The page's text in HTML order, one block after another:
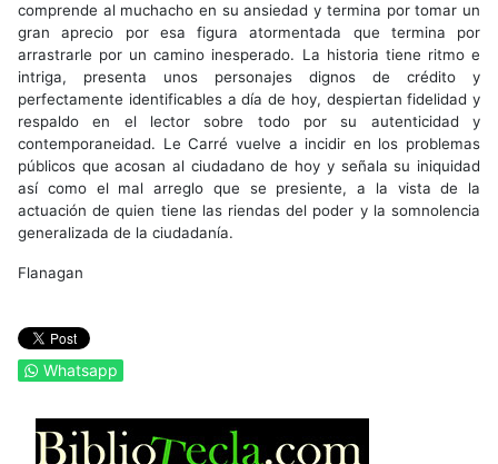
comprende al muchacho en su ansiedad y termina por tomar un
gran aprecio por esa figura atormentada que termina por
arrastrarle por un camino inesperado. La historia tiene ritmo e
intriga, presenta unos personajes dignos de crédito y
perfectamente identificables a día de hoy, despiertan fidelidad y
respaldo en el lector sobre todo por su autenticidad y
contemporaneidad. Le Carré vuelve a incidir en los problemas
públicos que acosan al ciudadano de hoy y señala su iniquidad
así como el mal arreglo que se presiente, a la vista de la
actuación de quien tiene las riendas del poder y la somnolencia
generalizada de la ciudadanía.
Flanagan
Whatsapp